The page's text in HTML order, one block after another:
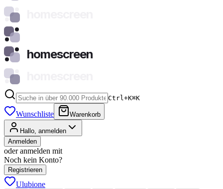
homescreen
Ctrl+K⌘K
Wunschliste Warenkorb
Hallo, anmelden
Anmelden
oder anmelden mit
Noch kein Konto?
Registrieren
Ulubione